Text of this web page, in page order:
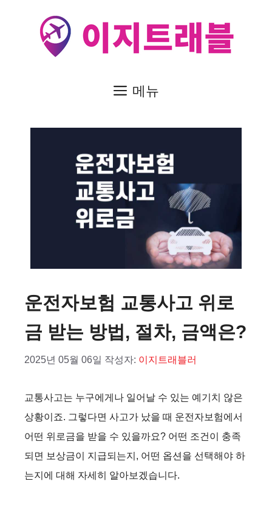
메뉴
운전자보험 교통사고 위로
금 받는 방법, 절차, 금액은?
2025년 05월 06일 작성자: 이지트래블러
교통사고는 누구에게나 일어날 수 있는 예기치 않은
상황이죠. 그렇다면 사고가 났을 때 운전자보험에서
어떤 위로금을 받을 수 있을까요? 어떤 조건이 충족
되면 보상금이 지급되는지, 어떤 옵션을 선택해야 하
는지에 대해 자세히 알아보겠습니다. ️